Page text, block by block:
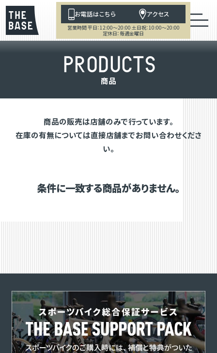
お電話はこちら アクセス
営業時間 平日：12:00～20:00 土日祝：10:00～20:00
定休日：毎週金曜日
PRODUCTS
商品
商品の販売は店舗のみで行っています。
在庫の有無については直接店舗までお問い合わせくださ
い。
条件に一致する商品がありません。